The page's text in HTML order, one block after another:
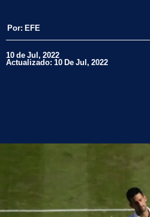
Por: EFE
10 de Jul, 2022
Actualizado: 10 De Jul, 2022